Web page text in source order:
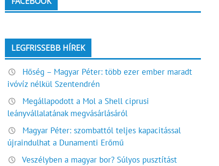
LEGFRISSEBB HÍREK
Hőség – Magyar Péter: több ezer ember maradt
ivóvíz nélkül Szentendrén
Megállapodott a Mol a Shell ciprusi
leányvállalatának megvásárlásáról
Magyar Péter: szombattól teljes kapacitással
újraindulhat a Dunamenti Erőmű
Veszélyben a magyar bor? Súlyos pusztítást